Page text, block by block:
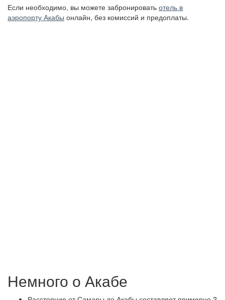
Если необходимо, вы можете забронировать отель в
аэропорту Акабы онлайн, без комиссий и предоплаты.
Немного о Акабе